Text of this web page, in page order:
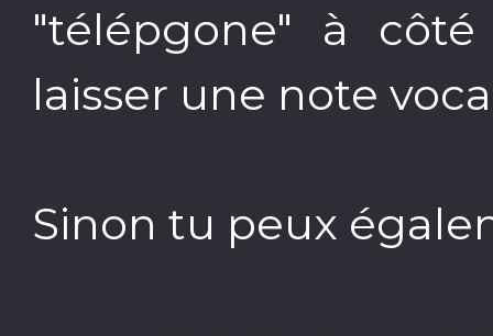
"télépgone" à
laisser une note
Sinon tu peux